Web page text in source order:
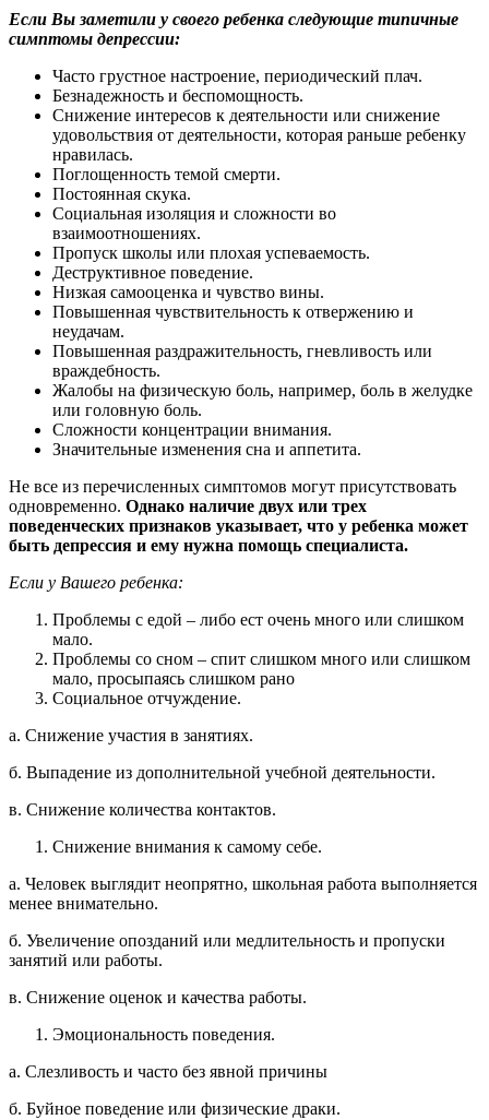
Если Вы заметили у своего ребенка следующие типичные
симптомы депрессии:
Часто грустное настроение, периодический плач.
Безнадежность и беспомощность.
Снижение интересов к деятельности или снижение
удовольствия от деятельности, которая раньше ребенку
нравилась.
Поглощенность темой смерти.
Постоянная скука.
Социальная изоляция и сложности во
взаимоотношениях.
Пропуск школы или плохая успеваемость.
Деструктивное поведение.
Низкая самооценка и чувство вины.
Повышенная чувствительность к отвержению и
неудачам.
Повышенная раздражительность, гневливость или
враждебность.
Жалобы на физическую боль, например, боль в желудке
или головную боль.
Сложности концентрации внимания.
Значительные изменения сна и аппетита.
Не все из перечисленных симптомов могут присутствовать
одновременно. Однако наличие двух или трех
поведенческих признаков указывает, что у ребенка может
быть депрессия и ему нужна помощь специалиста.
Если у Вашего ребенка:
Проблемы с едой – либо ест очень много или слишком
мало.
Проблемы со сном – спит слишком много или слишком
мало, просыпаясь слишком рано
Социальное отчуждение.
а. Снижение участия в занятиях.
б. Выпадение из дополнительной учебной деятельности.
в. Снижение количества контактов.
Снижение внимания к самому себе.
а. Человек выглядит неопрятно, школьная работа выполняется
менее внимательно.
б. Увеличение опозданий или медлительность и пропуски
занятий или работы.
в. Снижение оценок и качества работы.
Эмоциональность поведения.
а. Слезливость и часто без явной причины
б. Буйное поведение или физические драки.